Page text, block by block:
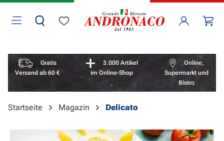
Zum Hauptinhalt springen
Du hast 0 Produkte auf dem Merkzettel
Vorteile überspringen
Gratis
Versand ab 60 €
3.000 Artikel
im Online-Shop
Online,
Supermarkt und
Bistro
Startseite Magazin Delicato